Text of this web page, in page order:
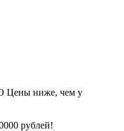
Цены ниже, чем у
рублей!